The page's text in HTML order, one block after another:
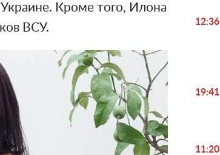
Кроме того, Илона
ВСУ.
12:36
19:41
11:20